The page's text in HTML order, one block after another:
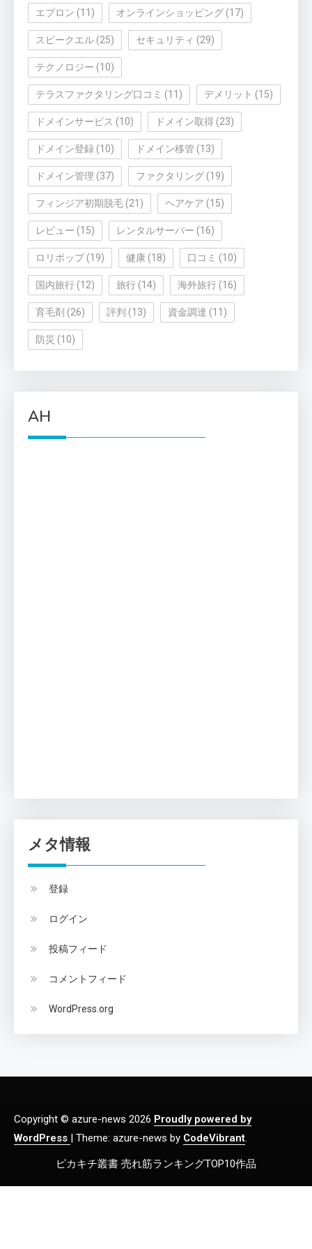
エプロン (11) オンラインショッピング (17)
スピークエル (25) セキュリティ (29)
テクノロジー (10)
テラスファクタリング口コミ (11) デメリット (15)
ドメインサービス (10) ドメイン取得 (23)
ドメイン登録 (10) ドメイン移管 (13)
ドメイン管理 (37) ファクタリング (19)
フィンジア初期脱毛 (21) ヘアケア (15)
レビュー (15) レンタルサーバー (16)
ロリポップ(19) 健康 (18) 口コミ (10)
国内旅行 (12) 旅行 (14) 海外旅行 (16)
育毛剤 (26) 評判 (13) 資金調達 (11)
防災 (10)
AH
メタ情報
登録
ログイン
投稿フィード
コメントフィード
WordPress.org
Copyright © azure-news 2026 Proudly powered by
WordPress | Theme: azure-news by CodeVibrant.
ピカキチ叢書 売れ筋ランキングTOP10作品